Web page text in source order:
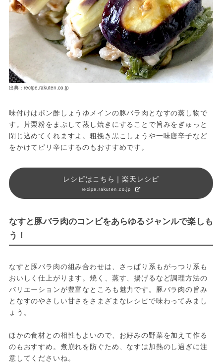
出典：recipe.rakuten.co.jp
味付けはポン酢しょうゆメインの豚バラ肉となすの蒸し物で
す。片栗粉をまぶして蒸し焼きにすることで旨みをぎゅっと
閉じ込めてくれますよ。粗挽き黒こしょうや一味唐辛子など
をかけてピリ辛にするのもおすすめです。
レシピはこちら｜楽天レシピ
recipe.rakuten.co.jp
なすと豚バラ肉のコンビをあらゆるジャンルで楽しも
う！
なすと豚バラ肉の組み合わせは、さっぱり系もがっつり系も
おいしく仕上がります。焼く、蒸す、揚げるなど調理方法の
バリエーションが豊富なところも魅力です。豚バラ肉の旨み
となすのやさしい甘さをさまざまなレシピで味わってみまし
ょう。
ほかの食材との相性もよいので、お好みの野菜を加えて作る
のもおすすめ。煮崩れを防ぐため、なすは加熱のし過ぎに注
意してくださいね。